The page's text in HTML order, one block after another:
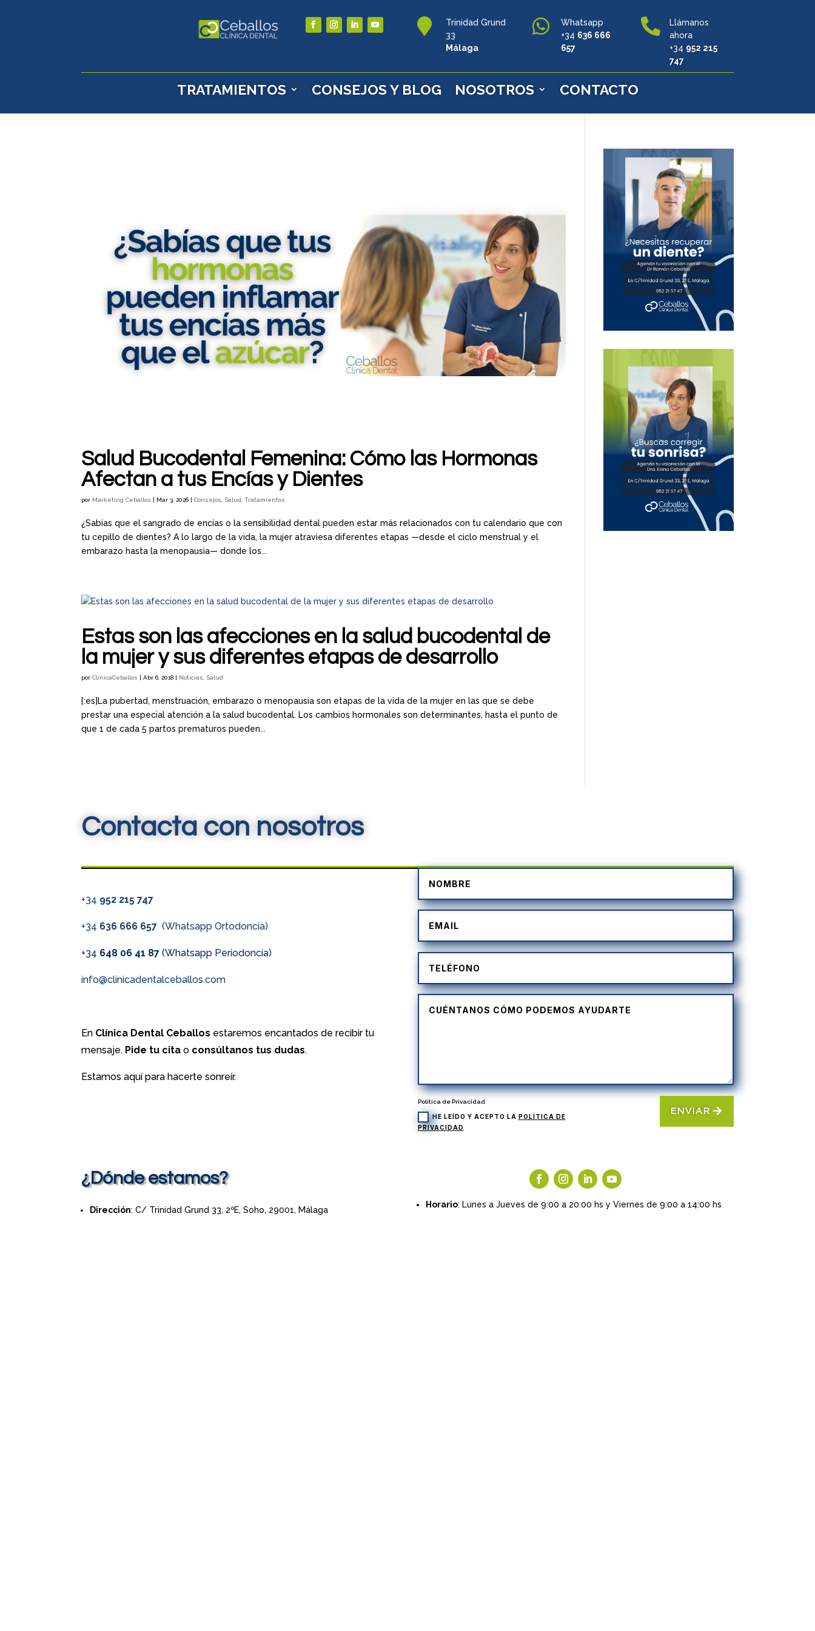

Trinidad Grund
33
Málaga

Whatsapp
+34 636 666
657

Llámanos
ahora
+34 952 215
747
TRATAMIENTOS CONSEJOS Y BLOG NOSOTROS CONTACTO
Salud Bucodental Femenina: Cómo las Hormonas
Afectan a tus Encías y Dientes
por Marketing Ceballos Mar 3, 2026 |Consejos, Salud,Tratamientos
¿Sabías que el sangrado de encías o la sensibilidad dental pueden estar más relacionados con tu calendario que con
tu cepillo de dientes? A lo largo de la vida, la mujer atraviesa diferentes etapas —desde el ciclo menstrual y el
embarazo hasta la menopausia— donde los...
Estas son las afecciones en la salud bucodental de
la mujer y sus diferentes etapas de desarrollo
porClínicaCeballos |Abr 6, 2018 Noticias, Salud
[:es]La pubertad, menstruación, embarazo o menopausia son etapas de la vida de la mujer en las que se debe
prestar una especial atención a la salud bucodental. Los cambios hormonales son determinantes, hasta el punto de
que 1 de cada 5 partos prematuros pueden...
Contacta con nosotros
+34 952 215 747
+34 636 666 657(Whatsapp Ortodoncia)
+34 648 06 41 87 (Whatsapp Periodoncia)
info@clinicadentalceballos.com
En Clínica Dental Ceballos estaremos encantados de recibir tu
mensaje. Pide tu cita o consúltanos tus dudas.
Estamos aquí para hacerte sonreír.
Política de Privacidad
HE LEÍDO Y ACEPTO LA POLÍTICA DE
PRIVACIDAD
ENVIAR
¿Dónde estamos?
Dirección: C/ Trinidad Grund 33, 2ºE, Soho, 29001, Málaga
Horario: Lunes a Jueves de 9:00 a 20:00 hs y Viernes de 9:00 a 14:00 hs